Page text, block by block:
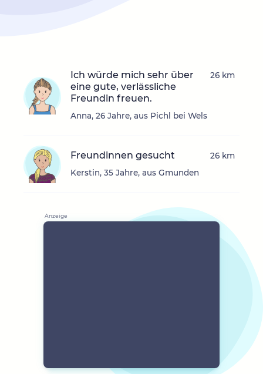
Ich würde mich sehr über
eine gute, verlässliche
Freundin freuen.
Anna, 26 Jahre, aus Pichl bei Wels
26 km
Freundinnen gesucht
Kerstin, 35 Jahre, aus Gmunden
26 km